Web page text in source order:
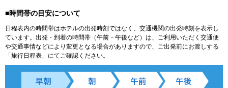
■時間帯の目安について
日程表内の時間帯はホテルの出発時刻ではなく、交通機関の出発時刻を表示し
ています。出発・到着の時間帯（午前・午後など）は、ご利用いただく交通便
や交通事情などにより変更となる場合がありますので、ご出発前にお渡しする
「旅行日程表」にてご確認ください。